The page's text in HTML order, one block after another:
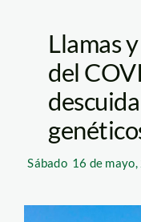
Llamas
del
Sábado 16 de